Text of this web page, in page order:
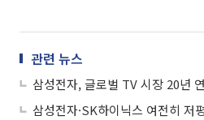
관련 뉴스
삼성전자, 글로벌 TV 시장 20년